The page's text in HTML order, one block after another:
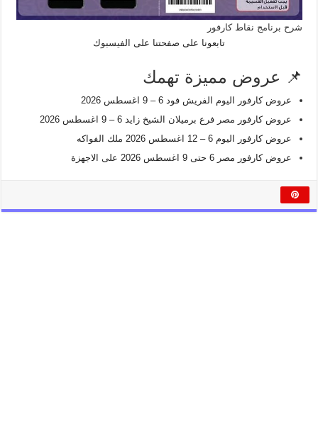
شرح برنامج نقاط كارفور
تابعونا على صفحتنا على الفيسبوك
📌 عروض مميزة تهمك
عروض كارفور اليوم الفريش فود 6 – 9 اغسطس 2026
عروض كارفور مصر فرع برميلان الشيخ زايد 6 – 9 اغسطس 2026
عروض كارفور اليوم 6 – 12 اغسطس 2026 ملك الفواكه
عروض كارفور مصر 6 حتى 9 اغسطس 2026 على الاجهزة